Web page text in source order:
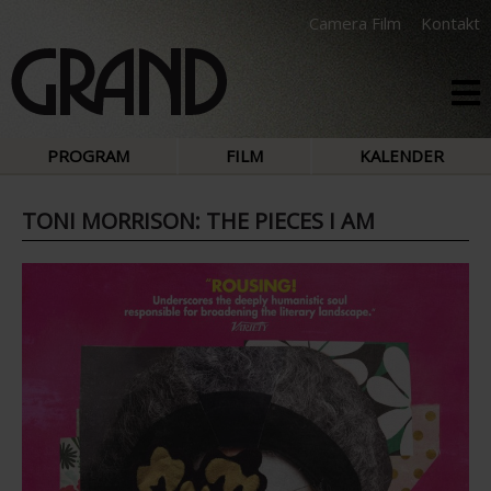
Camera Film Kontakt
PROGRAM FILM KALENDER
TONI MORRISON: THE PIECES I AM